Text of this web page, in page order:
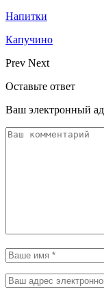
Напитки
Капучино
Prev Next
Оставьте ответ
Ваш электронный